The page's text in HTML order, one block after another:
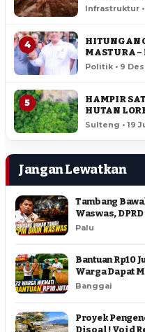
Infrastruktur •
4
HITUNGAN
MASTURA –
SULTENG
Politik • 9
5
HAMPIR
HUTAN
HEKTAR
Sulteng • 19
Jangan Lewatkan
Tambang
Waswas,
Palu
Bantuan Rp10
Warga Dapat
Banggai
Proyek
Disoal ! Void